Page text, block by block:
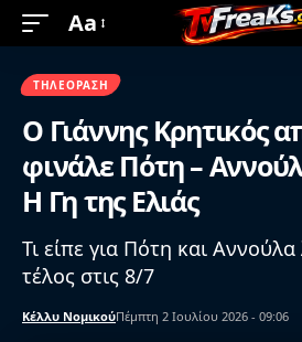
Aa
ΤΗΛΕΌΡΑΣΗ
Ο Γιάννης Κρητικός
φινάλε Πότη –
Η Γη της Ελιάς
Τι είπε για Πότη και Αννούλα
τέλος στις 8/7
Κέλλυ ΝομικούΠέμπτη 2 Ιουλίου 2026 - 09:06